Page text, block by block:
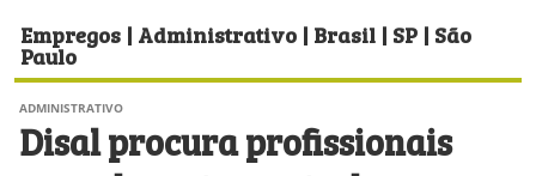
Empregos | Administrativo | Brasil | SP | São
Paulo
ADMINISTRATIVO
Disal procura profissionais